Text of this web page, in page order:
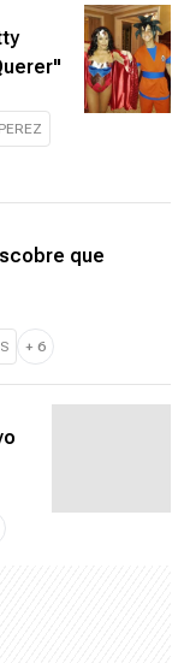
que
+ 6